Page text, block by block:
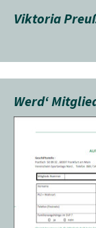
Viktoria
Werd‘